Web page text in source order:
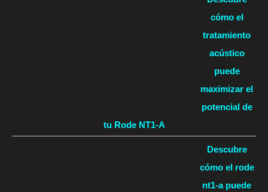
cómo el
tratamiento
acústico
puede
maximizar el
potencial de
tu Rode NT1-A
Descubre
cómo el rode
nt1-a puede